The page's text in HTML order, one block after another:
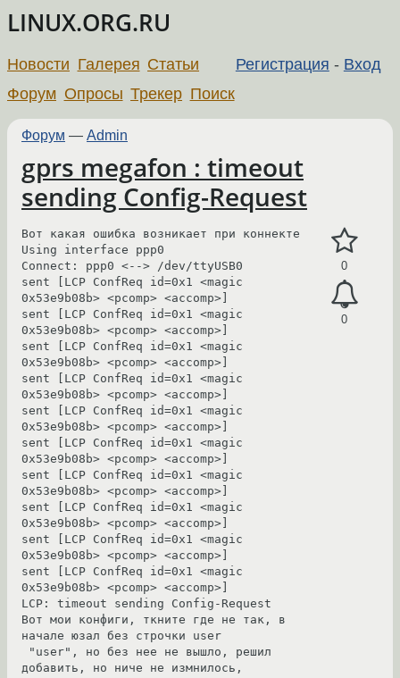
LINUX.ORG.RU
Регистрация - Вход
Новости Галерея Статьи
Форум Опросы Трекер Поиск
Форум — Admin
gprs megafon : timeout
sending Config-Request
0
0
Вот какая ошибка возникает при коннекте
Using interface ppp0
Connect: ppp0 <--> /dev/ttyUSB0
sent [LCP ConfReq id=0x1 <magic
0x53e9b08b> <pcomp> <accomp>]
sent [LCP ConfReq id=0x1 <magic
0x53e9b08b> <pcomp> <accomp>]
sent [LCP ConfReq id=0x1 <magic
0x53e9b08b> <pcomp> <accomp>]
sent [LCP ConfReq id=0x1 <magic
0x53e9b08b> <pcomp> <accomp>]
sent [LCP ConfReq id=0x1 <magic
0x53e9b08b> <pcomp> <accomp>]
sent [LCP ConfReq id=0x1 <magic
0x53e9b08b> <pcomp> <accomp>]
sent [LCP ConfReq id=0x1 <magic
0x53e9b08b> <pcomp> <accomp>]
sent [LCP ConfReq id=0x1 <magic
0x53e9b08b> <pcomp> <accomp>]
sent [LCP ConfReq id=0x1 <magic
0x53e9b08b> <pcomp> <accomp>]
sent [LCP ConfReq id=0x1 <magic
0x53e9b08b> <pcomp> <accomp>]
LCP: timeout sending Config-Request
Вот мои конфиги, ткните где не так, в
начале юзал без строчки user
добавить, но ниче не измнилось,